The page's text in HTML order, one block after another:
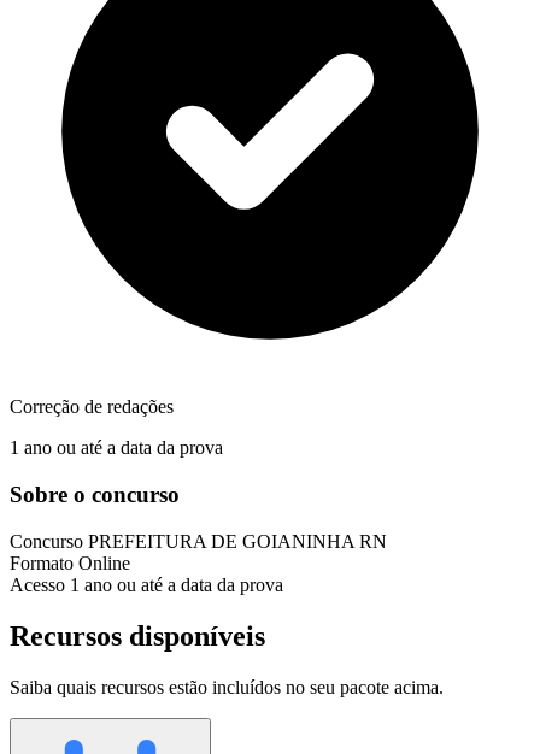
Correção de redações
1 ano ou até a data da prova
Sobre o concurso
Concurso PREFEITURA DE GOIANINHA RN
Formato Online
Acesso 1 ano ou até a data da prova
Recursos disponíveis
Saiba quais recursos estão incluídos no seu pacote acima.